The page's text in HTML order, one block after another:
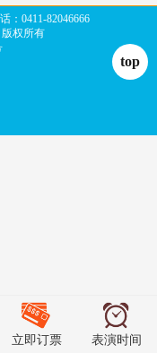
0411-82046666
权所有
top
立即订票 表演时间